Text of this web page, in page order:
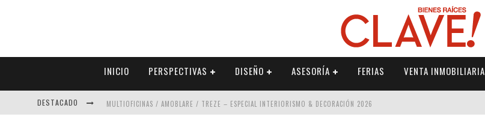
INICIO PERSPECTIVAS DISEÑO ASESORÍA FERIAS VENTA INMOBILIARIA
DESTACADO MULTIOFICINAS / AMOBLARE / TREZE – ESPECIAL INTERIORISMO & DECORACIÓN 2026